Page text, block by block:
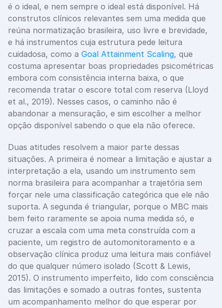
é o ideal, e nem sempre o ideal está disponível. Há
construtos clínicos relevantes sem uma medida que
reúna normatização brasileira, uso livre e brevidade,
e há instrumentos cuja estrutura pede leitura
cuidadosa, como a Goal Attainment Scaling, que
costuma apresentar boas propriedades psicométricas
embora com consistência interna baixa, o que
recomenda tratar o escore total com reserva (Lloyd
et al., 2019). Nesses casos, o caminho não é
abandonar a mensuração, e sim escolher a melhor
opção disponível sabendo o que ela não oferece.
Duas atitudes resolvem a maior parte dessas
situações. A primeira é nomear a limitação e ajustar a
interpretação a ela, usando um instrumento sem
norma brasileira para acompanhar a trajetória sem
forçar nele uma classificação categórica que ele não
suporta. A segunda é triangular, porque o MBC mais
bem feito raramente se apoia numa medida só, e
cruzar a escala com uma meta construída com a
paciente, um registro de automonitoramento e a
observação clínica produz uma leitura mais confiável
do que qualquer número isolado (Scott & Lewis,
2015). O instrumento imperfeito, lido com consciência
das limitações e somado a outras fontes, sustenta
um acompanhamento melhor do que esperar por